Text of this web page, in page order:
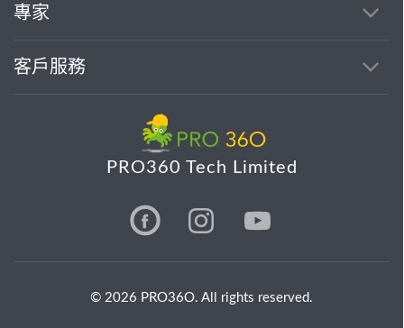
專家
客戶服務
PRO360 Tech Limited
© 2026 PRO36O. All rights reserved.